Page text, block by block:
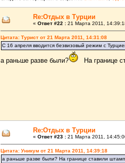
Re:Отдых в Турции
« Ответ #22 : 21 Марта 2011,
Цитата: Турист от 21 Марта 2011, 14:31:08
С 16 апреля вводится безвизовый режим с
а раньше разве были? На границе
Re:Отдых в Турции
« Ответ #23 : 21 Марта 2011,
Цитата: Уникум от 21 Марта 2011, 14:39:18
а раньше разве были? На границе ставили